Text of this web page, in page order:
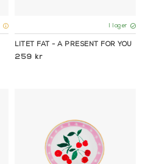
I lager
LITET FAT - A PRESENT FOR YOU
259 kr